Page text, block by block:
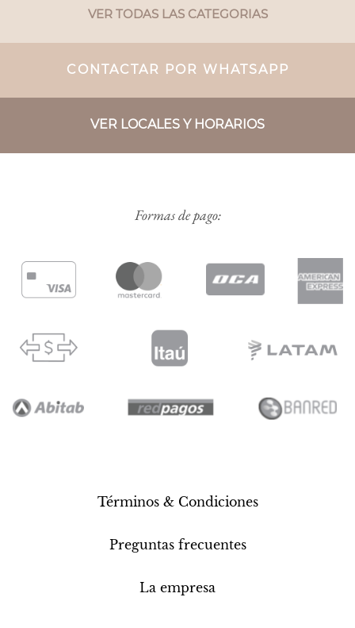
VER TODAS LAS CATEGORIAS
CONTACTAR POR WHATSAPP
VER LOCALES Y HORARIOS
Formas de pago:
Términos & Condiciones
Preguntas frecuentes
La empresa